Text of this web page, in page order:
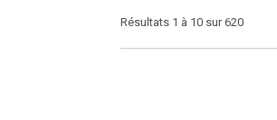
Résultats 1 à 10 sur 620